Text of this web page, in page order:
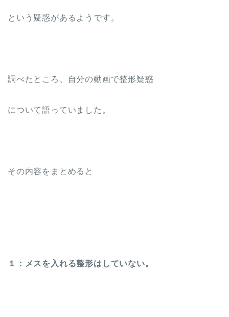
という疑惑があるようです。
調べたところ、自分の動画で整形疑惑
について語っていました。
その内容をまとめると
１：メスを入れる整形はしていない。